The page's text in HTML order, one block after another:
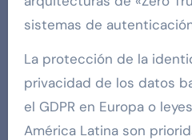
sistemas de
La protección de la
privacidad de los datos
el GDPR en Europa o
América Latina son